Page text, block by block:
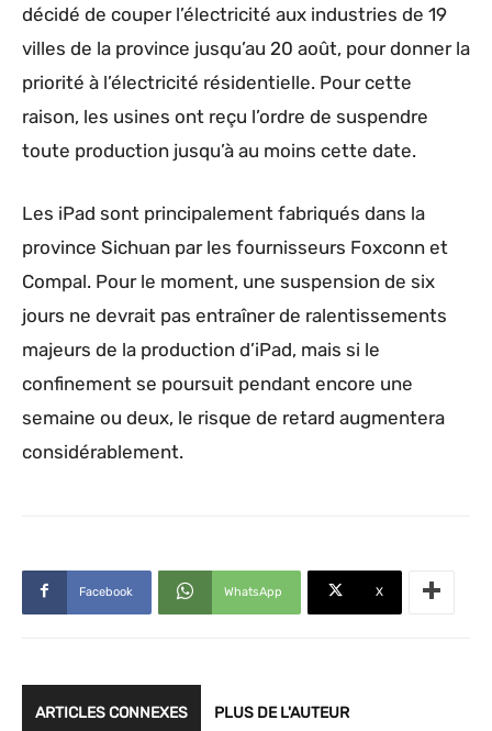
décidé de couper l’électricité aux industries de 19
villes de la province jusqu’au 20 août, pour donner la
priorité à l’électricité résidentielle. Pour cette
raison, les usines ont reçu l’ordre de suspendre
toute production jusqu’à au moins cette date.
Les iPad sont principalement fabriqués dans la
province Sichuan par les fournisseurs Foxconn et
Compal. Pour le moment, une suspension de six
jours ne devrait pas entraîner de ralentissements
majeurs de la production d’iPad, mais si le
confinement se poursuit pendant encore une
semaine ou deux, le risque de retard augmentera
considérablement.
Facebook WhatsApp X
ARTICLES CONNEXES PLUS DE L'AUTEUR